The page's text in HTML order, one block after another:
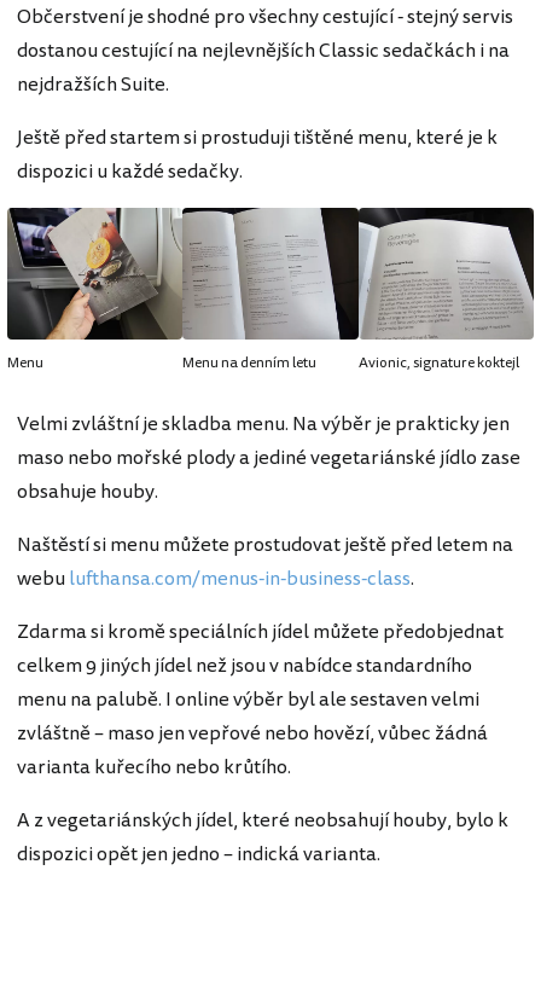
Občerstvení je shodné pro všechny cestující - stejný servis
dostanou cestující na nejlevnějších Classic sedačkách i na
nejdražších Suite.
Ještě před startem si prostuduji tištěné menu, které je k
dispozici u každé sedačky.
Menu Menu na denním letu Avionic, signature koktejl
Velmi zvláštní je skladba menu. Na výběr je prakticky jen
maso nebo mořské plody a jediné vegetariánské jídlo zase
obsahuje houby.
Naštěstí si menu můžete prostudovat ještě před letem na
webulufthansa.com/menus-in-business-class.
Zdarma si kromě speciálních jídel můžete předobjednat
celkem 9 jiných jídel než jsou v nabídce standardního
menu na palubě. I online výběr byl ale sestaven velmi
zvláštně – maso jen vepřové nebo hovězí, vůbec žádná
varianta kuřecího nebo krůtího.
A z vegetariánských jídel, které neobsahují houby, bylo k
dispozici opět jen jedno – indická varianta.